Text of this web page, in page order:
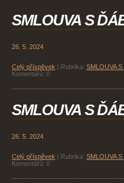
SMLOUVA S
26. 5. 2024
Celý příspěvek Rubrika: SMLOUVA
Komentářů: 0
SMLOUVA S
26. 5. 2024
Celý příspěvek Rubrika: SMLOUVA
Komentářů: 0